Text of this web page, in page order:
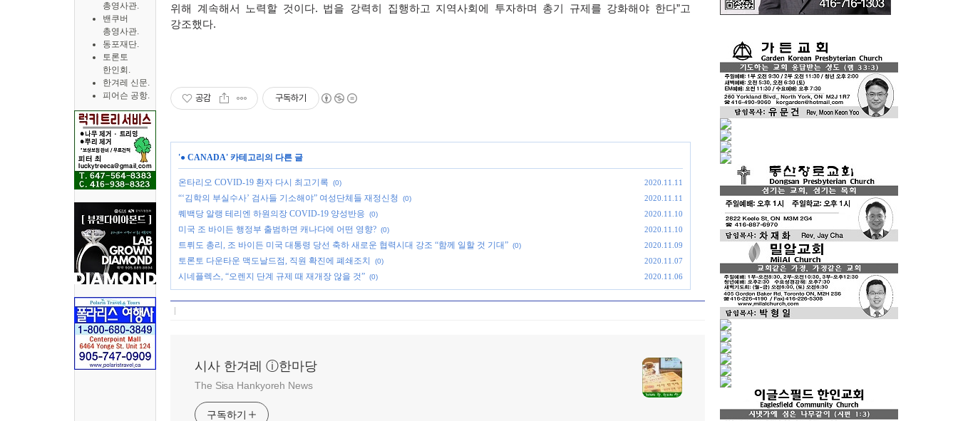
총영사관.
밴쿠버
총영사관.
동포재단.
토론토
한인회.
한겨레 신문.
피어슨 공항.
위해 계속해서 노력할 것이다. 법을 강력히 집행하고 지역사회에 투자하며 총기 규제를 강화해야 한다”고
강조했다.
공감 구독하기
'● CANADA' 카테고리의 다른 글
온타리오 COVID-19 환자 다시 최고기록 (0) 2020.11.11
“‘김학의 부실수사’ 검사들 기소해야” 여성단체들 재정신청 (0) 2020.11.11
퀘백당 알랭 테리엔 하원의장 COVID-19 양성반응 (0) 2020.11.10
미국 조 바이든 행정부 출범하면 캐나다에 어떤 영향? (0) 2020.11.10
트뤼도 총리, 조 바이든 미국 대통령 당선 축하 새로운 협력시대 강조 “함께 일할 것 기대” (0) 2020.11.09
토론토 다운타운 맥도날드점, 직원 확진에 폐쇄조치 (0) 2020.11.07
시네플렉스, “오렌지 단계 규제 때 재개장 않을 것” (0) 2020.11.06
시사 한겨레 ⓘ한마당
The Sisa Hankyoreh News
구독하기